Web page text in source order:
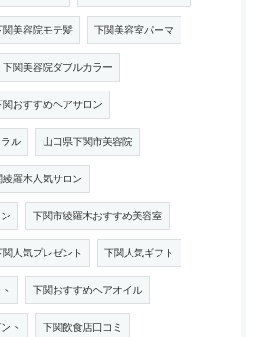
関美容院モテ髪 下関美容室パーマ
下関美容院ダブルカラー
関おすすめヘアサロン
ル 山口県下関市美容院
綾羅木人気サロン
下関市綾羅木おすすめ美容室
関人気プレゼント 下関人気ギフト
下関おすすめヘアオイル
ト 下関飲食店口コミ